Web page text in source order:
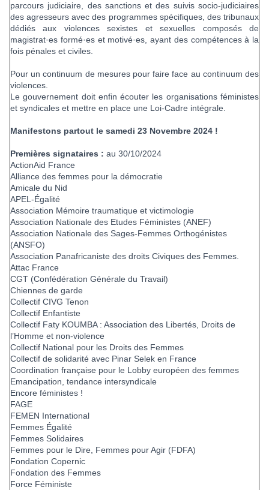
parcours judiciaire, des sanctions et des suivis socio-judiciaires
des agresseurs avec des programmes spécifiques, des tribunaux
dédiés aux violences sexistes et sexuelles composés de
magistrat·es formé·es et motivé·es, ayant des compétences à la
fois pénales et civiles.
Pour un continuum de mesures pour faire face au continuum des
violences.
Le gouvernement doit enfin écouter les organisations féministes
et syndicales et mettre en place une Loi-Cadre intégrale.
Manifestons partout le samedi 23 Novembre 2024 !
Premières signataires : au 30/10/2024
ActionAid France
Alliance des femmes pour la démocratie
Amicale du Nid
APEL-Égalité
Association Mémoire traumatique et victimologie
Association Nationale des Etudes Féministes (ANEF)
Association Nationale des Sages-Femmes Orthogénistes
(ANSFO)
Association Panafricaniste des droits Civiques des Femmes.
Attac France
CGT (Confédération Générale du Travail)
Chiennes de garde
Collectif CIVG Tenon
Collectif Enfantiste
Collectif Faty KOUMBA : Association des Libertés, Droits de
l’Homme et non-violence
Collectif National pour les Droits des Femmes
Collectif de solidarité avec Pinar Selek en France
Coordination française pour le Lobby européen des femmes
Emancipation, tendance intersyndicale
Encore féministes !
FAGE
FEMEN International
Femmes Égalité
Femmes Solidaires
Femmes pour le Dire, Femmes pour Agir (FDFA)
Fondation Copernic
Fondation des Femmes
Force Féministe